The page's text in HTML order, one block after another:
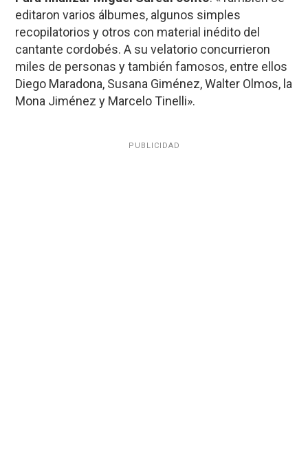
editaron varios álbumes, algunos simples
recopilatorios y otros con material inédito del
cantante cordobés. A su velatorio concurrieron
miles de personas y también famosos, entre ellos
Diego Maradona, Susana Giménez, Walter Olmos, la
Mona Jiménez y Marcelo Tinelli».
PUBLICIDAD